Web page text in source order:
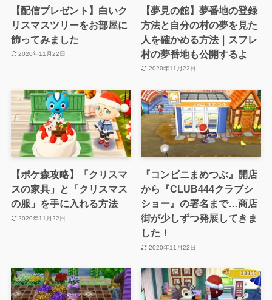
【配信プレゼント】白いク
リスマスツリーをお部屋に
飾ってみました
2020年11月22日
【夢見の館】夢番地の登録
方法と自分の村の夢を見た
人を確かめる方法｜スフレ
村の夢番地も公開するよ
2020年11月22日
【ポケ森攻略】「クリスマ
スの家具」と「クリスマス
の服」を手に入れる方法
2020年11月22日
『コンビニまめつぶ』開店
から『CLUB444クラブシ
ショー』の署名まで…商店
街が少しずつ発展してきま
した！
2020年11月22日